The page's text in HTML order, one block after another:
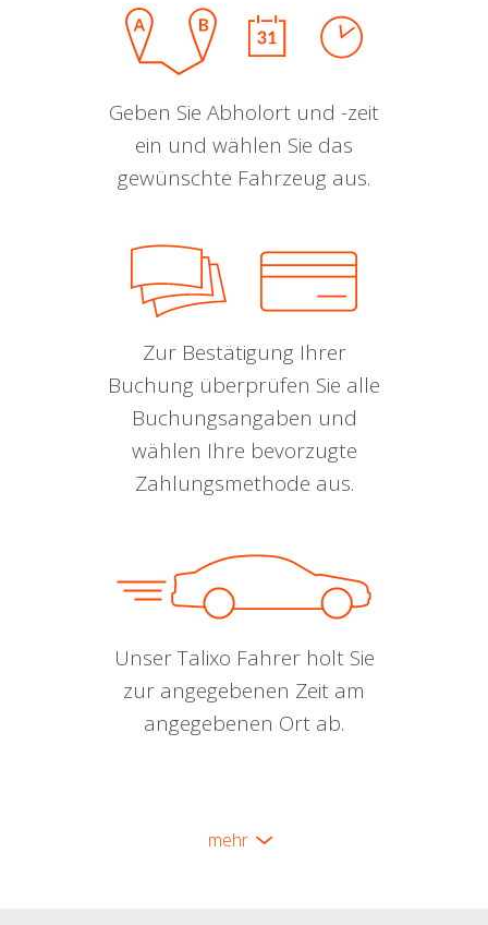
Geben Sie Abholort und -zeit
ein und wählen Sie das
gewünschte Fahrzeug aus.
Zur Bestätigung Ihrer
Buchung überprüfen Sie alle
Buchungsangaben und
wählen Ihre bevorzugte
Zahlungsmethode aus.
Unser Talixo Fahrer holt Sie
zur angegebenen Zeit am
angegebenen Ort ab.
mehr